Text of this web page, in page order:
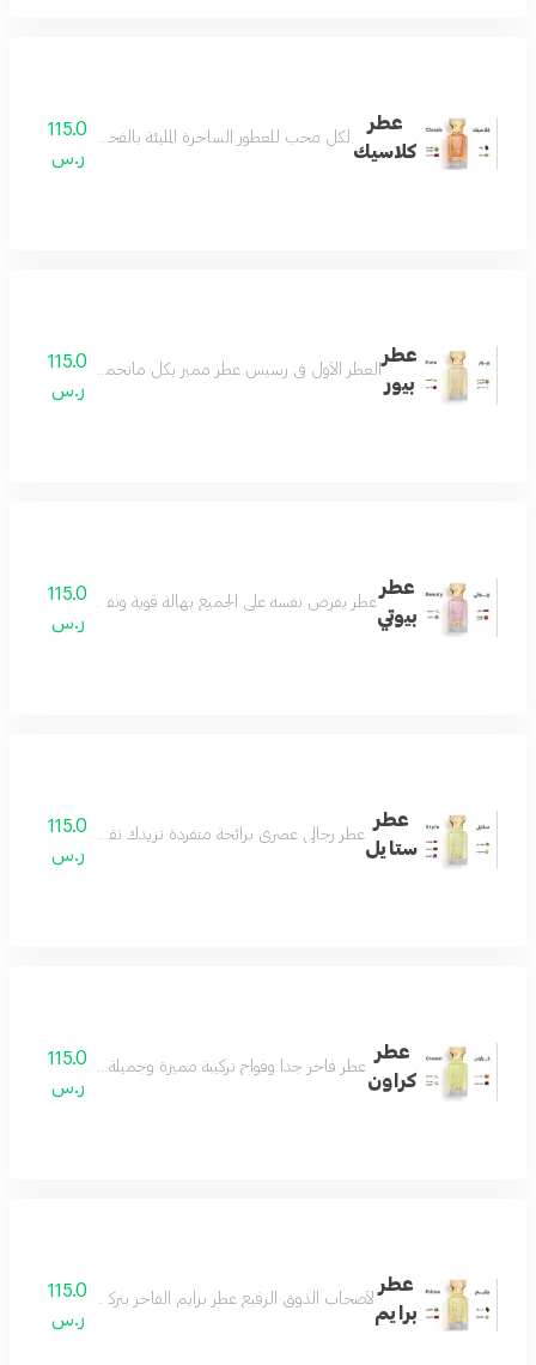
عطر
كلاسيك
لكل محب للعطور الساحرة المليئة بالفخامة والرقيّ
115.0
ر.س
عطر
بيور
العطر الأول في رسيس عطر مميز بكل ماتحمله الكلمة
115.0
ر.س
عطر
بيوتي
عطر يفرض نفسه على الجميع بهالة قوية ونفاذة تسحر كل
115.0
ر.س
عطر
ستايل
عطر رجالي عصري برائحة متفردة تزيدك ثقة وأناقة تفوق
115.0
ر.س
عطر
كراون
عطر فاخر جداً وفواح تركيبة مميزة وجميلة جداً تناسب اغلب
115.0
ر.س
عطر
برايم
لأصحاب الذوق الرفيع عطر برايم الفاخر بتركيبة فريدة من
115.0
ر.س